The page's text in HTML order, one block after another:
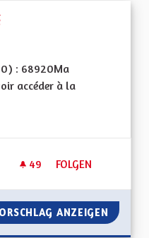
: 68920Ma
accéder à la
49 49 FOLLOWER
FOLGEN
ACCÉDER À LA
ANZEIGEN